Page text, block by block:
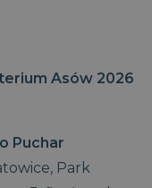
Asów 2026
Puchar
Park